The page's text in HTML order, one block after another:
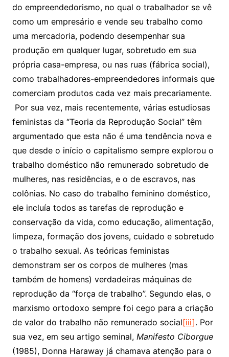
do empreendedorismo, no qual o trabalhador se vê
como um empresário e vende seu trabalho como
uma mercadoria, podendo desempenhar sua
produção em qualquer lugar, sobretudo em sua
própria casa-empresa, ou nas ruas (fábrica social),
como trabalhadores-empreendedores informais que
comerciam produtos cada vez mais precariamente.
Por sua vez, mais recentemente, várias estudiosas
feministas da “Teoria da Reprodução Social” têm
argumentado que esta não é uma tendência nova e
que desde o início o capitalismo sempre explorou o
trabalho doméstico não remunerado sobretudo de
mulheres, nas residências, e o de escravos, nas
colônias. No caso do trabalho feminino doméstico,
ele incluía todos as tarefas de reprodução e
conservação da vida, como educação, alimentação,
limpeza, formação dos jovens, cuidado e sobretudo
o trabalho sexual. As teóricas feministas
demonstram ser os corpos de mulheres (mas
também de homens) verdadeiras máquinas de
reprodução da “força de trabalho”. Segundo elas, o
marxismo ortodoxo sempre foi cego para a criação
de valor do trabalho não remunerado social[iii]. Por
sua vez, em seu artigo seminal, Manifesto Ciborgue
(1985), Donna Haraway já chamava atenção para o